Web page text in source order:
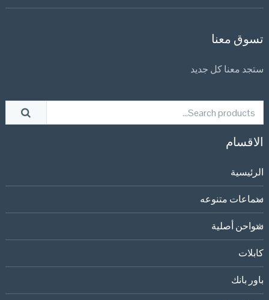
تسوق معنا
ستجد معنا كل جديد
الاقسام
الرئيسية
سماعات متنوعه
شواحن أصلية
كابلات
باور بانك